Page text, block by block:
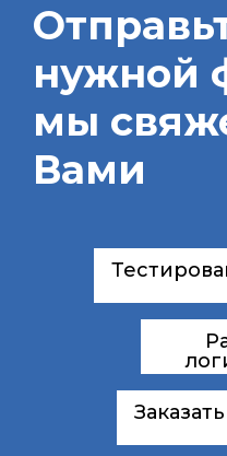
нужной
мы
Вами